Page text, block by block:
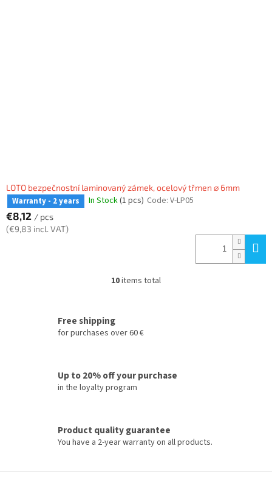
LOTO bezpečnostní laminovaný zámek, ocelový třmen ⌀ 6mm
Warranty - 2 years In Stock(1 pcs) Code: V-LP05
€8,12 / pcs
(€9,83 incl. VAT)
L
i
o
n
l
s
10items total
Free shipping
for purchases over 60 €
Up to 20% off your purchase
in the loyalty program
Product quality guarantee
You have a 2-year warranty on all products.